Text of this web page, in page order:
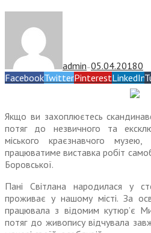
admin —05.04.20180
FacebookTwitterPinterestLinkedIn
Якщо ви захоплюєтесь
потяг до незвичного та
міського краєзнавчого
працюватиме виставка робіт
Боровської.
Пані Світлана народилася у
проживає у нашому місті. За
працювала з відомим кутюр’є
потяг до живопису відчувала